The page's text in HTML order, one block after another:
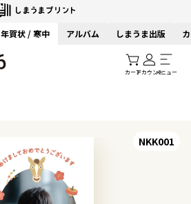
年賀状 / 寒中 アルバム しまうま出版
カートアカウントメニュー
NKK001